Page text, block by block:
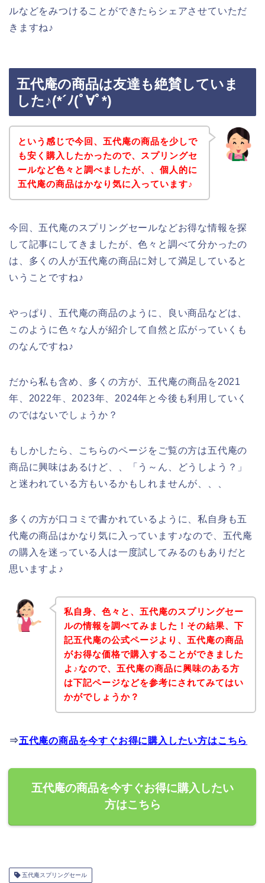
ルなどをみつけることができたらシェアさせていただ
きますね♪
五代庵の商品は友達も絶賛していま
した♪(*´ﾉ(ﾟ∀ﾟ*)
という感じで今回、五代庵の商品を少しで
も安く購入したかったので、スプリングセ
ールなど色々と調べましたが、、個人的に
五代庵の商品はかなり気に入っています♪
今回、五代庵のスプリングセールなどお得な情報を探
して記事にしてきましたが、色々と調べて分かったの
は、多くの人が五代庵の商品に対して満足していると
いうことですね♪
やっぱり、五代庵の商品のように、良い商品などは、
このように色々な人が紹介して自然と広がっていくも
のなんですね♪
だから私も含め、多くの方が、五代庵の商品を2021
年、2022年、2023年、2024年と今後も利用していく
のではないでしょうか？
もしかしたら、こちらのページをご覧の方は五代庵の
商品に興味はあるけど、、「う～ん、どうしよう？」
と迷われている方もいるかもしれませんが、、、
多くの方が口コミで書かれているように、私自身も五
代庵の商品はかなり気に入っています♪なので、五代庵
の購入を迷っている人は一度試してみるのもありだと
思いますよ♪
私自身、色々と、五代庵のスプリングセー
ルの情報を調べてみました！その結果、下
記五代庵の公式ページより、五代庵の商品
がお得な価格で購入することができました
よ♪なので、五代庵の商品に興味のある方
は下記ページなどを参考にされてみてはい
かがでしょうか？
⇒五代庵の商品を今すぐお得に購入したい方はこちら
五代庵の商品を今すぐお得に購入したい
方はこちら
五代庵スプリングセール